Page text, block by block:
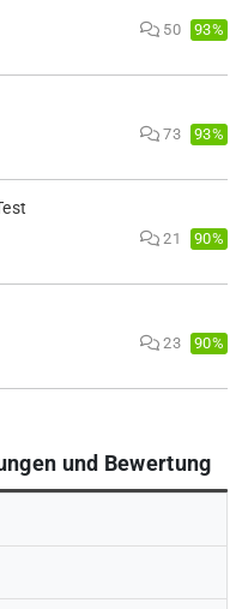
50 93%
73 93%
21 90%
23 90%
und Bewertung